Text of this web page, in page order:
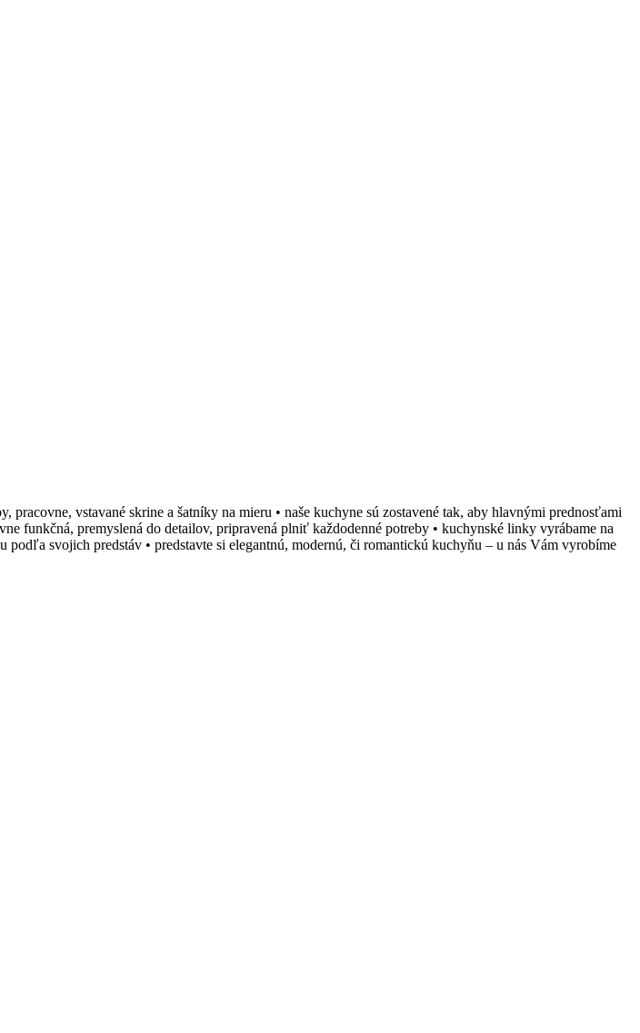
vstavané skrine a šatníky na mieru • naše kuchyne sú zostavené tak, aby hlavnými prednosťami
funkčná, premyslená do detailov, pripravená plniť každodenné potreby • kuchynské linky vyrábame na
svojich predstáv • predstavte si elegantnú, modernú, či romantickú kuchyňu – u nás Vám vyrobíme